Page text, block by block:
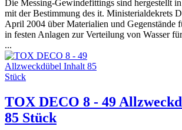
Die Messing-Gewindefittings sind hergestellt
mit der Bestimmung des it. Ministerialdekrets
April 2004 über Materialien und Gegenstände
in festen Anlagen zur Verteilung von Wasser
...
TOX DECO 8 - 49
85 Stück